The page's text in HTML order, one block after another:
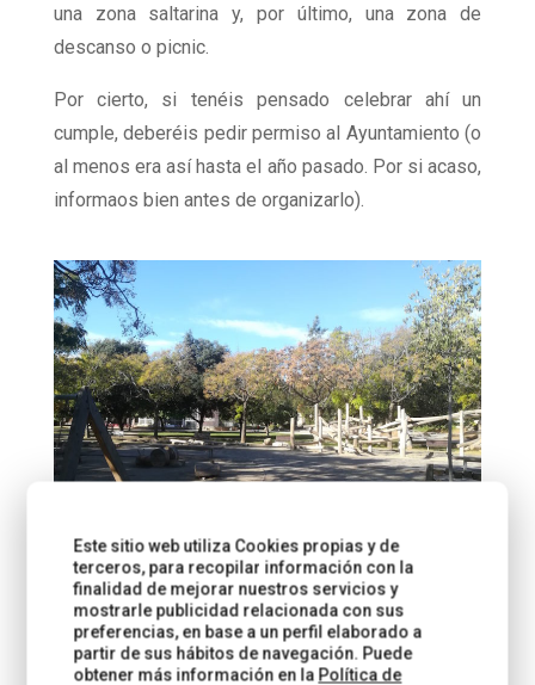
una zona saltarina y, por último, una zona de
descanso o picnic.
Por cierto, si tenéis pensado celebrar ahí un
cumple, deberéis pedir permiso al Ayuntamiento (o
al menos era así hasta el año pasado. Por si acaso,
informaos bien antes de organizarlo).
ROCÓDROMO
Si no tenéis suficiente con todo lo que os he
Este sitio web utiliza Cookies propias y de
terceros, para recopilar información con la
finalidad de mejorar nuestros servicios y
mostrarle publicidad relacionada con sus
preferencias, en base a un perfil elaborado a
partir de sus hábitos de navegación. Puede
obtener más información en la Política de